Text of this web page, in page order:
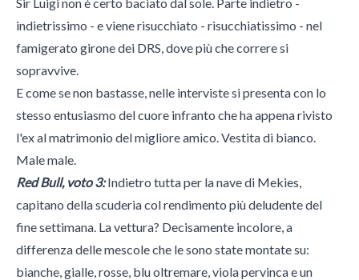
indietrissimo - e viene risucchiato - risucchiatissimo - nel
famigerato girone dei DRS, dove più che correre si
sopravvive.
E come se non bastasse, nelle interviste si presenta con lo
stesso entusiasmo del cuore infranto che ha appena rivisto
l'ex al matrimonio del migliore amico. Vestita di bianco.
Male male.
Red Bull, voto 3:Indietro tutta per la nave di Mekies,
capitano della scuderia col rendimento più deludente del
fine settimana. La vettura? Decisamente incolore, a
differenza delle mescole che le sono state montate su:
bianche, gialle, rosse, blu oltremare, viola pervinca e un